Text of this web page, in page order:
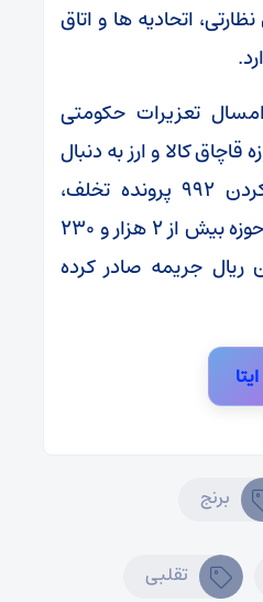
اتحادیه ها و اتاق
تعزیرات حکومتی
کالا و ارز به دنبال
رسیدگی و مختومه کردن ۹۹۲ پرونده تخلف،
برای متخلفان در این حوزه بیش از ۲ هزار و ۲۳۰
۱۰۶ میلیون ریال جریمه صادر کرده
ایتا
برنج
تقلبی